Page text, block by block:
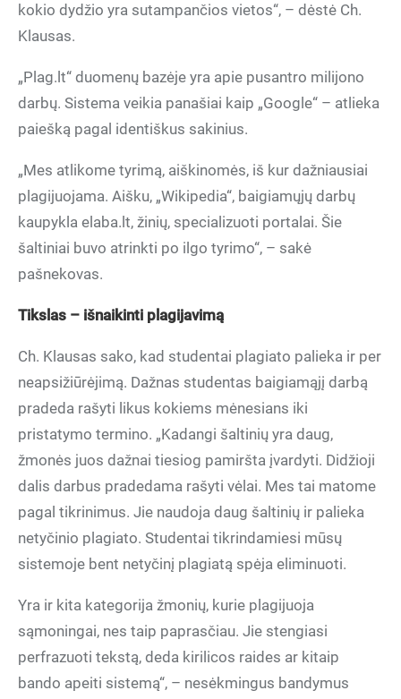
kokio dydžio yra sutampančios vietos“, – dėstė Ch.
Klausas.
„Plag.lt“ duomenų bazėje yra apie pusantro milijono
darbų. Sistema veikia panašiai kaip „Google“ – atlieka
paiešką pagal identiškus sakinius.
„Mes atlikome tyrimą, aiškinomės, iš kur dažniausiai
plagijuojama. Aišku, „Wikipedia“, baigiamųjų darbų
kaupykla elaba.lt, žinių, specializuoti portalai. Šie
šaltiniai buvo atrinkti po ilgo tyrimo“, – sakė
pašnekovas.
Tikslas – išnaikinti plagijavimą
Ch. Klausas sako, kad studentai plagiato palieka ir per
neapsižiūrėjimą. Dažnas studentas baigiamąjį darbą
pradeda rašyti likus kokiems mėnesians iki
pristatymo termino. „Kadangi šaltinių yra daug,
žmonės juos dažnai tiesiog pamiršta įvardyti. Didžioji
dalis darbus pradedama rašyti vėlai. Mes tai matome
pagal tikrinimus. Jie naudoja daug šaltinių ir palieka
netyčinio plagiato. Studentai tikrindamiesi mūsų
sistemoje bent netyčinį plagiatą spėja eliminuoti.
Yra ir kita kategorija žmonių, kurie plagijuoja
sąmoningai, nes taip paprasčiau. Jie stengiasi
perfrazuoti tekstą, deda kirilicos raides ar kitaip
bando apeiti sistemą“, – nesėkmingus bandymus